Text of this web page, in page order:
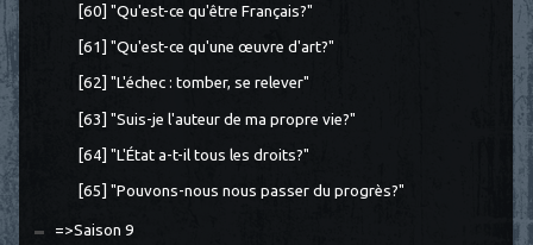
[60] "Qu'est-ce qu'être Français?"
[61] "Qu'est-ce qu'une œuvre d'art?"
[62] "L'échec : tomber, se relever"
[63] "Suis-je l'auteur de ma propre vie?"
[64] "L'État a-t-il tous les droits?"
[65] "Pouvons-nous nous passer du progrès?"
=>Saison 9